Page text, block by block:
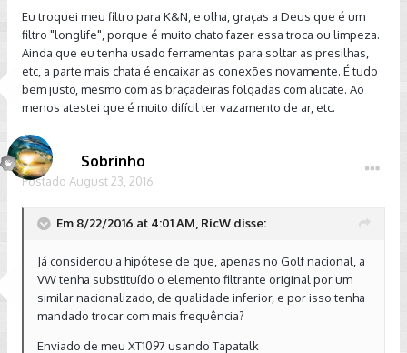
Eu troquei meu filtro para K&N, e olha, graças a Deus que é um
filtro "longlife", porque é muito chato fazer essa troca ou limpeza.
Ainda que eu tenha usado ferramentas para soltar as presilhas,
etc, a parte mais chata é encaixar as conexões novamente. É tudo
bem justo, mesmo com as braçadeiras folgadas com alicate. Ao
menos atestei que é muito difícil ter vazamento de ar, etc.
Sobrinho
Postado August 23, 2016
Em 8/22/2016 at 4:01 AM, RicW disse:
Já considerou a hipótese de que, apenas no Golf nacional, a
VW tenha substituído o elemento filtrante original por um
similar nacionalizado, de qualidade inferior, e por isso tenha
mandado trocar com mais frequência?
Enviado de meu XT1097 usando Tapatalk